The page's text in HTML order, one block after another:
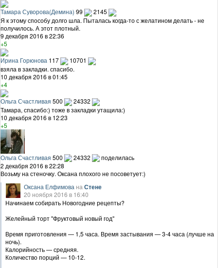
Тамара Суворова(Демина) 99
2145
Я к этому способу долго шла. Пыталась когда-то с желатином делать - не
получилось. А этот плотный.
9 декабря 2016 в 22:36
+5
Ирина Горюнова 117
10701
взяла в закладки. спасибо.
10 декабря 2016 в 01:45
+4
Ольга Счастливая 500
24332
Тамара, спасибо:) тоже в закладки утащила:)
10 декабря 2016 в 12:23
+5
Ольга Счастливая 500 24332
поделилась
2 декабря 2016 в 22:28
Возьму на стеночку. Оксана плохого не посоветует:)
Оксана Елфимова на Стене
20 ноября 2016 в 16:40
Начинаем собирать Новогодние рецепты?
Желейный торт "Фруктовый новый год"
Время приготовления — 1,5 часа. Время застывания — 3-4 часа (лучше на
ночь).
Калорийность — средняя.
Количество порций — 10-12.